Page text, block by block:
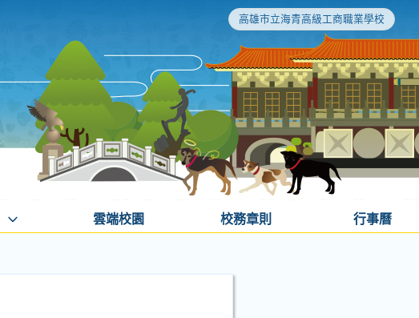
高雄市立海青高級工商職業學校
雲端校園 校務章則 行事曆